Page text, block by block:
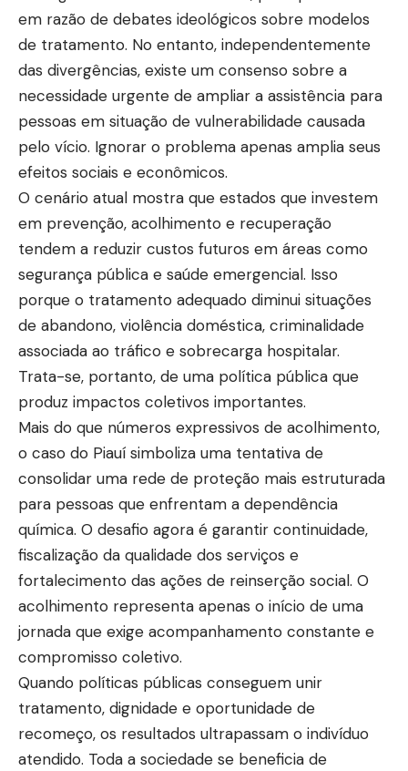
em razão de debates ideológicos sobre modelos
de tratamento. No entanto, independentemente
das divergências, existe um consenso sobre a
necessidade urgente de ampliar a assistência para
pessoas em situação de vulnerabilidade causada
pelo vício. Ignorar o problema apenas amplia seus
efeitos sociais e econômicos.
O cenário atual mostra que estados que investem
em prevenção, acolhimento e recuperação
tendem a reduzir custos futuros em áreas como
segurança pública e saúde emergencial. Isso
porque o tratamento adequado diminui situações
de abandono, violência doméstica, criminalidade
associada ao tráfico e sobrecarga hospitalar.
Trata-se, portanto, de uma política pública que
produz impactos coletivos importantes.
Mais do que números expressivos de acolhimento,
o caso do Piauí simboliza uma tentativa de
consolidar uma rede de proteção mais estruturada
para pessoas que enfrentam a dependência
química. O desafio agora é garantir continuidade,
fiscalização da qualidade dos serviços e
fortalecimento das ações de reinserção social. O
acolhimento representa apenas o início de uma
jornada que exige acompanhamento constante e
compromisso coletivo.
Quando políticas públicas conseguem unir
tratamento, dignidade e oportunidade de
recomeço, os resultados ultrapassam o indivíduo
atendido. Toda a sociedade se beneficia de